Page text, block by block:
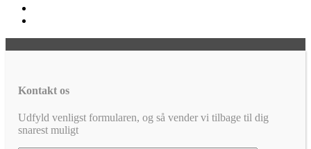
Kontakt os
Udfyld venligst formularen, og så vender vi tilbage til dig
snarest muligt